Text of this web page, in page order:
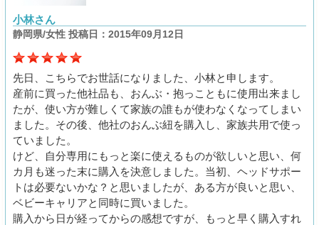
小林さん
静岡県/女性 投稿日：2015年09月12日
先日、こちらでお世話になりました、小林と申します。
産前に買った他社品も、おんぶ・抱っこともに使用出来まし
たが、使い方が難しくて家族の誰もが使わなくなってしまい
ました。その後、他社のおんぶ紐を購入し、家族共用で使っ
ていました。
けど、自分専用にもっと楽に使えるものが欲しいと思い、何
カ月も迷った末に購入を決意しました。当初、ヘッドサポー
トは必要ないかな？と思いましたが、ある方が良いと思い、
ベビーキャリアと同時に買いました。
購入から日が経ってからの感想ですが、もっと早く購入すれ